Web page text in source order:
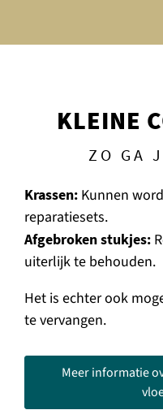
KLEINE
ZO GA
Krassen: Kunnen
reparatiesets.
Afgebroken stukjes:
uiterlijk te behouden.
Het is echter ook
te vervangen.
Meer informatie